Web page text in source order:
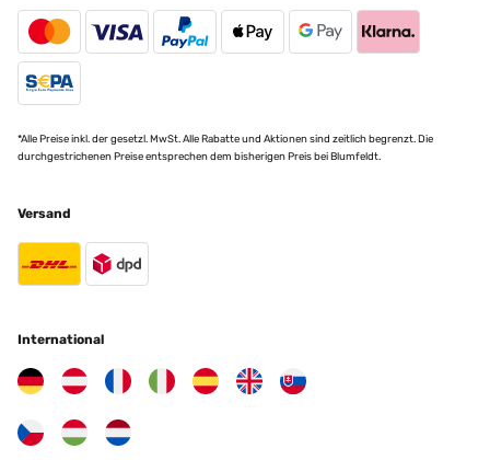
*Alle Preise inkl. der gesetzl. MwSt. Alle Rabatte und Aktionen sind zeitlich begrenzt. Die
durchgestrichenen Preise entsprechen dem bisherigen Preis bei Blumfeldt.
Versand
International